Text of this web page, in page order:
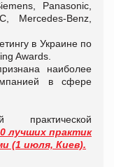
Panasonic,
Mercedes-Benz,
в Украине по
Awards.
наиболее
в сфере
практической
лучших практик
(1 июля, Киев).